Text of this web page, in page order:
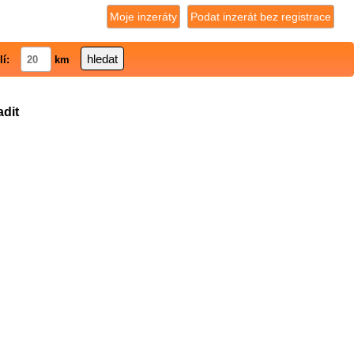
Podat inzerát bez registrace
Moje inzeráty
km